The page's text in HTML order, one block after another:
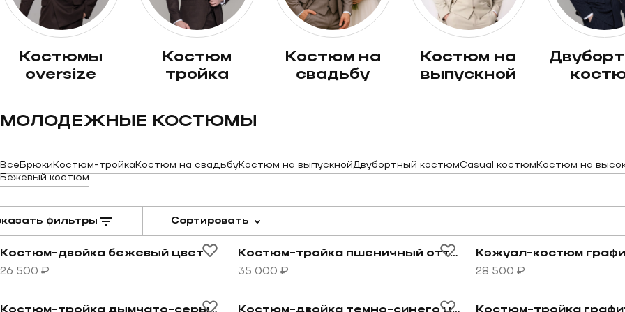
костюмы
oversize
костюм
тройка
костюм на
свадьбу
костюм на
выпускной
двубортный
МОЛОДЕЖНЫЕ КОСТЮМЫ
ВсеБрюкиКостюм-тройкаКостюм на свадьбуКостюм на выпускнойДвубортный костюмCasual костюмКостюм на
Бежевый костюм
фильтры Сортировать
Перейти к товару Костюм-двойка бежевый цвет
Костюм-двойка бежевый цвет
26 500 ₽
Перейти к товару Костюм-тройка пшеничный оттенок
Костюм-тройка пшеничный оттенок
35 000 ₽
Перейти к товару
28 500 ₽
Перейти к товару Костюм-тройка дымчато-серый цветПерейти к товару Костюм-двойка темно-синего цвета
Перейти к товару